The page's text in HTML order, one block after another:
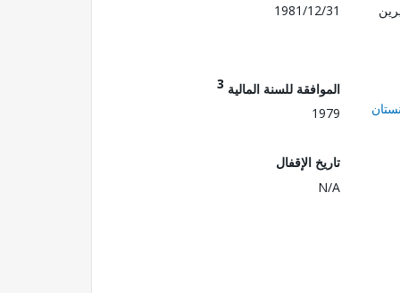
1981/12/31
الموافقة للسنة المالية 3
1979
تاريخ الإقفال
N/A